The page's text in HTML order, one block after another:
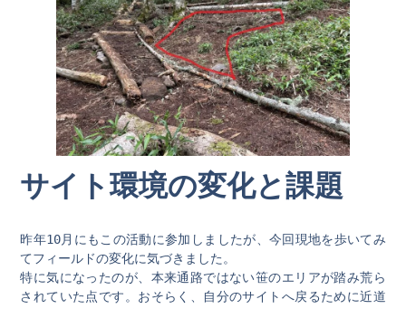
サイト環境の変化と課題
昨年10月にもこの活動に参加しましたが、今回現地を歩いてみ
てフィールドの変化に気づきました。
特に気になったのが、本来通路ではない笹のエリアが踏み荒ら
されていた点です。おそらく、自分のサイトへ戻るために近道